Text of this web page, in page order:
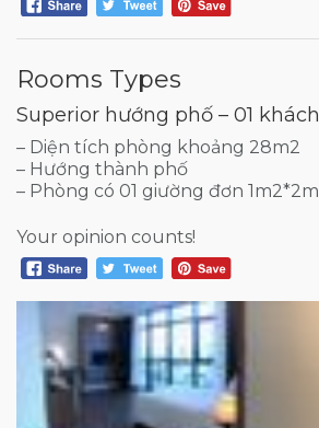
Rooms Types
Superior hướng phố – 01 khách
– Diện tích phòng khoảng 28m2
– Hướng thành phố
– Phòng có 01 giường đơn 1m2*2m
Your opinion counts!